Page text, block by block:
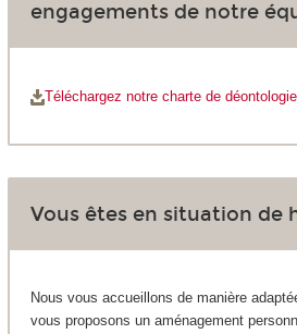
engagements de notre
Téléchargez notre charte de déontologie
Vous êtes en situation de
Nous vous accueillons de manière
vous proposons un aménagement